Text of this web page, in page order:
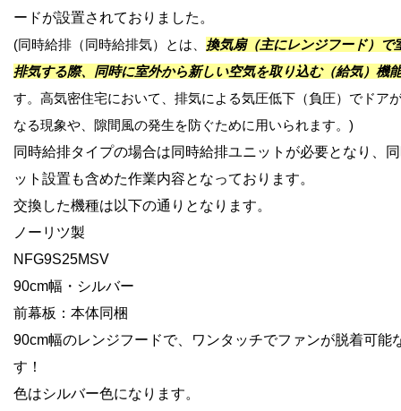
ードが設置されておりました。
(同時給排（同時給排気）とは、 換気扇（主にレンジフード）で
排気する際、同時に室外から新しい空気を取り込む（給気）機
す。高気密住宅において、排気による気圧低下（負圧）でドア
なる現象や、隙間風の発生を防ぐために用いられます。)
同時給排タイプの場合は同時給排ユニットが必要となり、
ット設置も含めた作業内容となっております。
交換した機種は以下の通りとなります。
ノーリツ製
NFG9S25MSV
90cm幅・シルバー
前幕板：本体同梱
90cm幅のレンジフードで、ワンタッチでファンが脱着可能
す！
色はシルバー色になります。